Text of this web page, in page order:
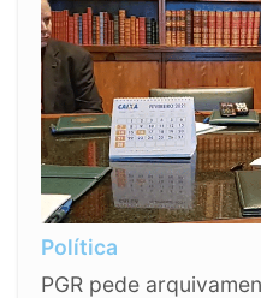
Política
PGR pede